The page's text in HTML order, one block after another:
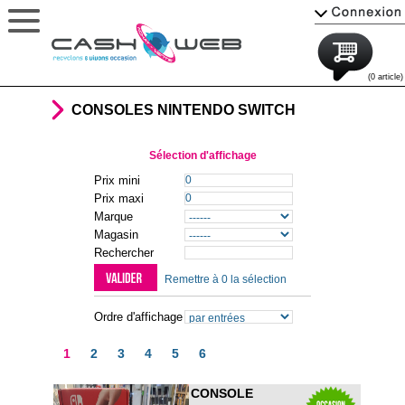
(0 article)
CONSOLES NINTENDO SWITCH
Sélection d'affichage
Prix mini
Prix maxi
Marque
Magasin
Rechercher
Remettre à 0 la sélection
Ordre d'affichage
1 2 3 4 5 6
CONSOLE